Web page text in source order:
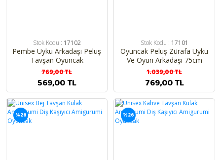
Stok Kodu : 17102
Pembe Uyku Arkadaşı Peluş
Tavşan Oyuncak
769,00 TL
569,00 TL
Stok Kodu : 17101
Oyuncak Peluş Zürafa Uyku
Ve Oyun Arkadaşı 75cm
1.039,00 TL
769,00 TL
%26 %26